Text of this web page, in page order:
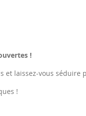
!
et laissez-vous séduire
!